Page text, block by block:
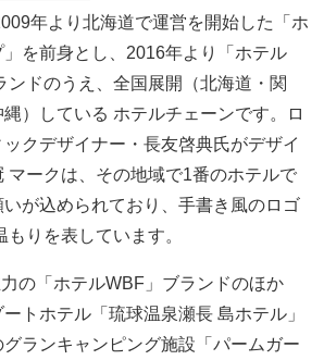
年より北海道で運営を開始した「ホ
を前身とし、2016年より「ホテル
ンドのうえ、全国展開（北海道・関
）している ホテルチェーンです。ロ
クデザイナー・長友啓典氏がデザイ
マークは、その地域で1番のホテルで
が込められており、手書き風のロゴ
りを表しています。
の「ホテルWBF」ブランドのほか
トホテル「琉球温泉瀬長 島ホテル」
グランキャンピング施設「パームガー